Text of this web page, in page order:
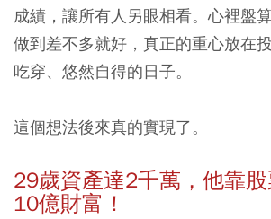
成績，讓所有人另眼相看。心裡盤
做到差不多就好，真正的重心放在
吃穿、悠然自得的日子。
這個想法後來真的實現了。
29歲資產達2千萬，他靠
10億財富！